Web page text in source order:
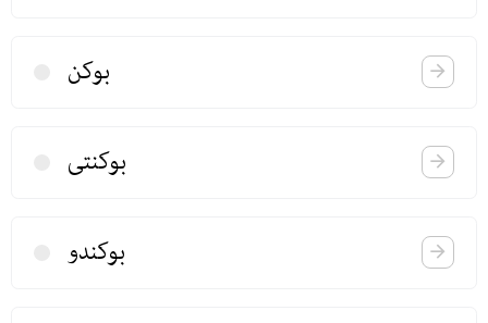
بوكن
بوكنتی
بوكندو